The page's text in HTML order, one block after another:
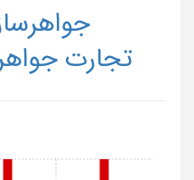
تجارت